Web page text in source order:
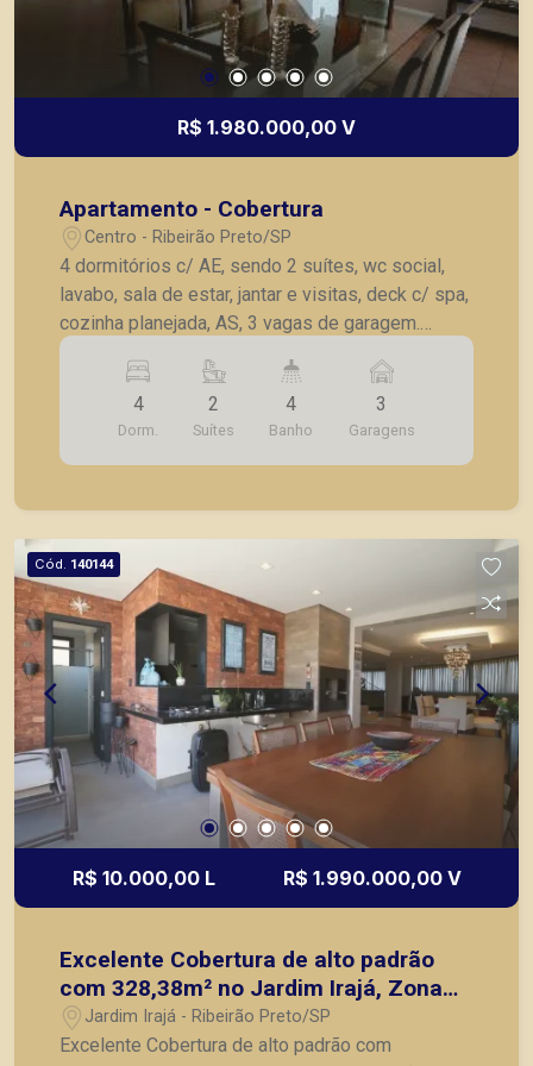
R$ 1.980.000,00 V
Apartamento - Cobertura
Centro - Ribeirão Preto/SP
4 dormitórios c/ AE, sendo 2 suítes, wc social,
lavabo, sala de estar, jantar e visitas, deck c/ spa,
cozinha planejada, AS, 3 vagas de garagem.
Mobiliado c/ 4 camas solteiro, 2 sofás, 6
poltronas, jogo de jantar 8 lugares, 2 aparadores,
mesa centro, frigobar, adega, estante, aparelho de
som, 2 televisores 32 e 50 polegadas, 2
geladeiras, microondas, chiffonier, máquina de
4
Dorm.
2
Suítes
4
Banho
3
Garagens
Cód. 140144
R$ 10.000,00 L R$ 1.990.000,00 V
Excelente Cobertura de alto padrão
com 328,38m² no Jardim Irajá, Zona
Sul, Ribeirão Preto-SP.
Jardim Irajá - Ribeirão Preto/SP
Excelente Cobertura de alto padrão com